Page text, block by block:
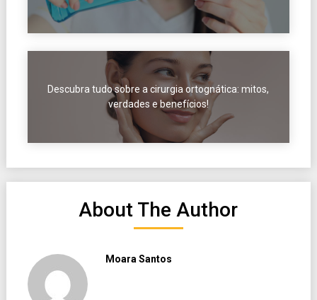
Descubra tudo sobre a cirurgia ortognática: mitos,
verdades e benefícios!
About The Author
Moara Santos